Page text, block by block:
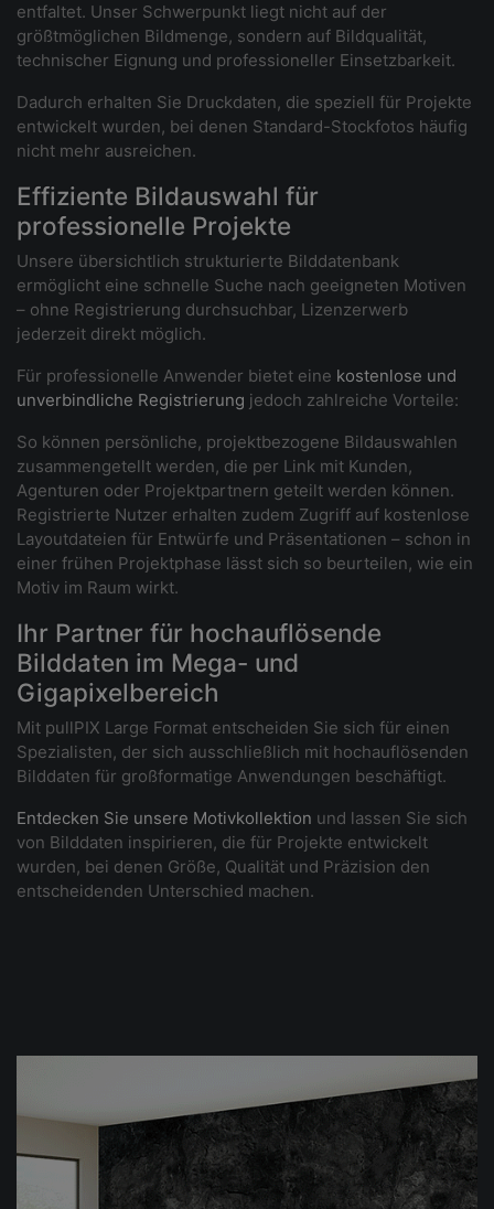
entfaltet. Unser Schwerpunkt liegt nicht auf der
größtmöglichen Bildmenge, sondern auf Bildqualität,
technischer Eignung und professioneller Einsetzbarkeit.
Dadurch erhalten Sie Druckdaten, die speziell für Projekte
entwickelt wurden, bei denen Standard-Stockfotos häufig
nicht mehr ausreichen.
Effiziente Bildauswahl für
professionelle Projekte
Unsere übersichtlich strukturierte Bilddatenbank
ermöglicht eine schnelle Suche nach geeigneten Motiven
– ohne Registrierung durchsuchbar, Lizenzerwerb
jederzeit direkt möglich.
Für professionelle Anwender bietet eine kostenlose und
unverbindliche Registrierung jedoch zahlreiche Vorteile:
So können persönliche, projektbezogene Bildauswahlen
zusammengetellt werden, die per Link mit Kunden,
Agenturen oder Projektpartnern geteilt werden können.
Registrierte Nutzer erhalten zudem Zugriff auf kostenlose
Layoutdateien für Entwürfe und Präsentationen – schon in
einer frühen Projektphase lässt sich so beurteilen, wie ein
Motiv im Raum wirkt.
Ihr Partner für hochauflösende
Bilddaten im Mega- und
Gigapixelbereich
Mit pullPIX Large Format entscheiden Sie sich für einen
Spezialisten, der sich ausschließlich mit hochauflösenden
Bilddaten für großformatige Anwendungen beschäftigt.
Entdecken Sie unsere Motivkollektion und lassen Sie sich
von Bilddaten inspirieren, die für Projekte entwickelt
wurden, bei denen Größe, Qualität und Präzision den
entscheidenden Unterschied machen.